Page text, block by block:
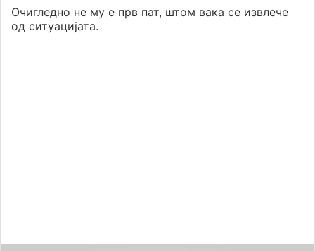
Очигледно не му е прв пат, штом вака се извлече
од ситуацијата.